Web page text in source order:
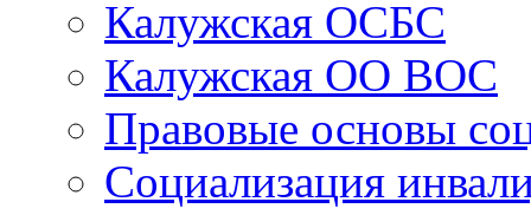
Калуга
Калужская ОСБС
Калужская ОО ВОС
Правовые основы